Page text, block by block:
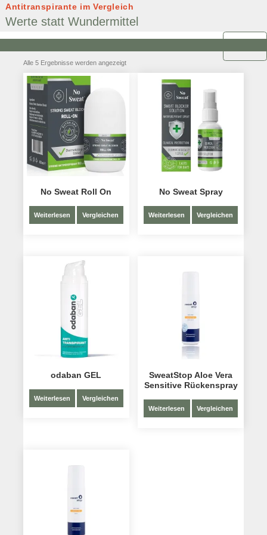
Zum
Inhalt
Antitranspirante im Vergleich
Werte statt Wundermittel
Alle 5 Ergebnisse werden angezeigt
No Sweat Roll On
Weiterlesen Vergleichen
No Sweat Spray
Weiterlesen Vergleichen
odaban GEL
Weiterlesen Vergleichen
SweatStop Aloe Vera
Sensitive Rückenspray
Weiterlesen Vergleichen